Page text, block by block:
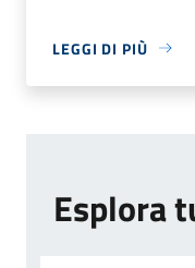
LEGGI DI PIÙ
Esplora